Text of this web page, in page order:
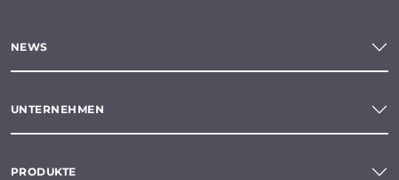
NEWS
UNTERNEHMEN
PRODUKTE